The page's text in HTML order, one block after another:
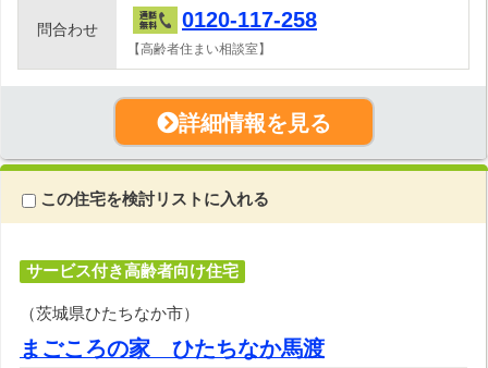
問合わせ 0120-117-258
【高齢者住まい相談室】
詳細情報を見る
この住宅を検討リストに入れる
サービス付き高齢者向け住宅
（茨城県ひたちなか市）
まごころの家 ひたちなか馬渡